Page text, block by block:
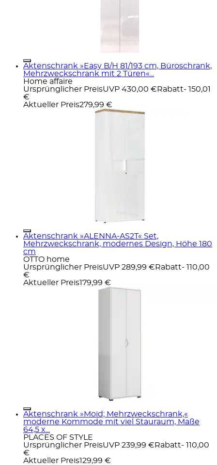
Aktenschrank »Easy B/H 81/193 cm, Büroschrank,
Mehrzweckschrank mit 2 Türen«...
Home affaire
Ursprünglicher PreisUVP 430,00 € Rabatt- 150,01
€
Aktueller Preis279,99 €
Aktenschrank »ALENNA-AS2T« Set,
Mehrzweckschrank, modernes Design, Höhe 180
cm
OTTO home
Ursprünglicher PreisUVP 289,99 € Rabatt- 110,00
€
Aktueller Preis179,99 €
Aktenschrank »Moid; Mehrzweckschrank,«
moderne Kommode mit viel Stauraum, Maße
64,5 x...
PLACES OF STYLE
Ursprünglicher PreisUVP 239,99 € Rabatt- 110,00
€
Aktueller Preis129,99 €